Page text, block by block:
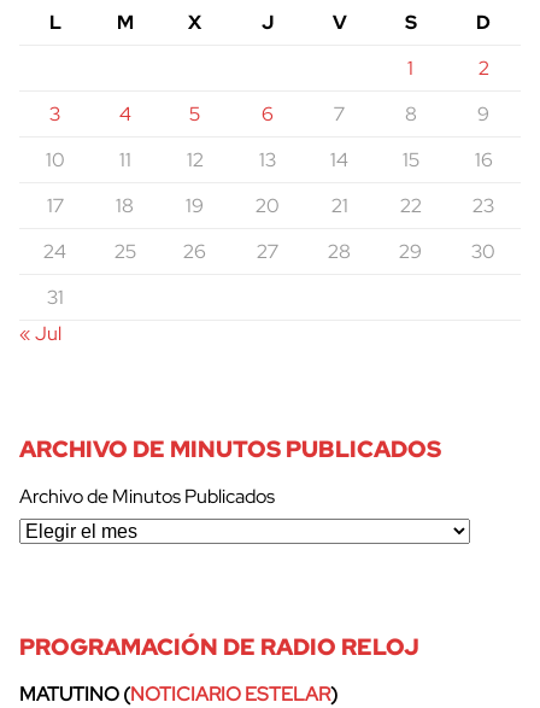
L
M X J V S
D
1
2
3
4 5 6 7 8
9
10
11 12 13 14 15
16
17
18 19 20 21 22
23
24
25 26 27 28 29
30
31
« Jul
ARCHIVO DE MINUTOS PUBLICADOS
Archivo de Minutos Publicados
PROGRAMACIÓN DE RADIO RELOJ
MATUTINO (NOTICIARIO ESTELAR)